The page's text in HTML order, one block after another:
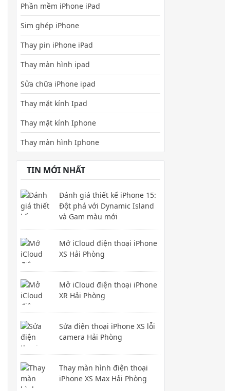
Phần mềm iPhone iPad
Sim ghép iPhone
Thay pin iPhone iPad
Thay màn hình ipad
Sửa chữa iPhone ipad
Thay mặt kính Ipad
Thay mặt kính Iphone
Thay màn hình Iphone
TIN MỚI NHẤT
Đánh giá thiết kế iPhone 15:
Đột phá với Dynamic Island
và Gam màu mới
Mở iCloud điện thoại iPhone
XS Hải Phòng
Mở iCloud điện thoại iPhone
XR Hải Phòng
Sửa điện thoại iPhone XS lỗi
camera Hải Phòng
Thay màn hình điện thoại
iPhone XS Max Hải Phòng